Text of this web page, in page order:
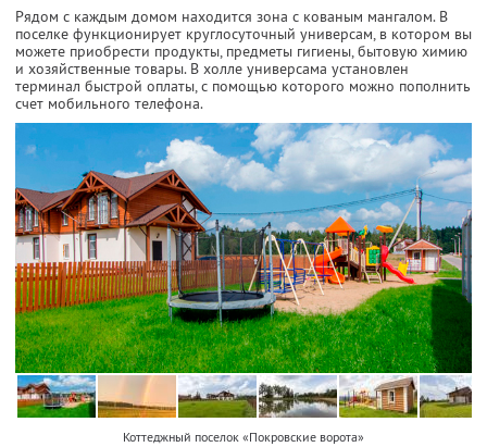
Рядом с каждым домом находится зона с кованым мангалом. В
поселке функционирует круглосуточный универсам, в котором вы
можете приобрести продукты, предметы гигиены, бытовую химию
и хозяйственные товары. В холле универсама установлен
терминал быстрой оплаты, с помощью которого можно пополнить
счет мобильного телефона.
Коттеджный поселок «Покровские ворота»